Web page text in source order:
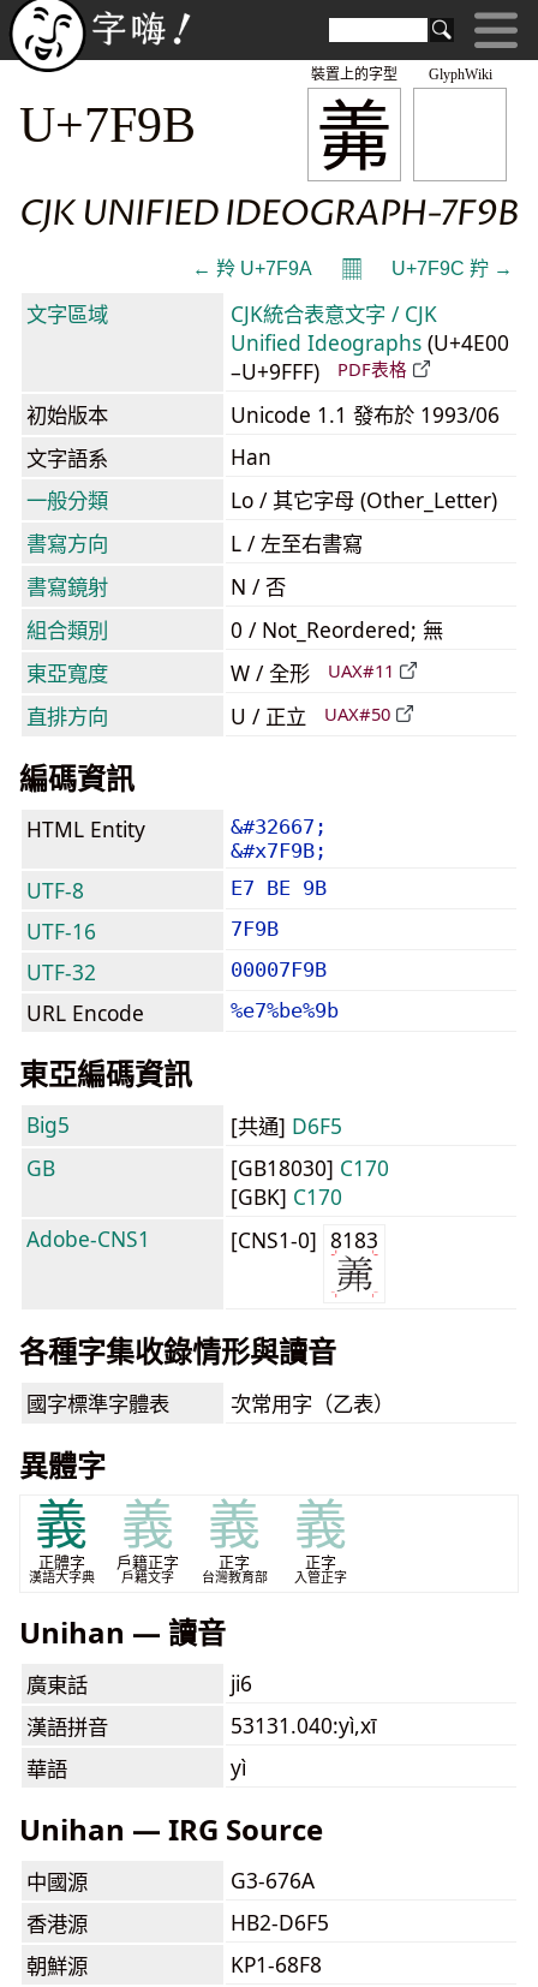
GlyphWiki
羛
裝置上的字型
U+7F9B
CJK UNIFIED IDEOGRAPH-7F9B
← 羚 U+7F9A 𝄜 U+7F9C 羜 →
文字區域
CJK統合表意文字 / CJK
Unified Ideographs (U+4E00
–U+9FFF)
PDF表格
初始版本
Unicode 1.1 發布於 1993/06
文字語系
Han
一般分類
Lo / 其它字母 (Other_Letter)
書寫方向
L / 左至右書寫
書寫鏡射
N / 否
組合類別
0 / Not_Reordered; 無
東亞寬度
W / 全形 UAX#11
直排方向 U / 正立 UAX#50
編碼資訊
HTML Entity
&#32667;
&#x7F9B;
UTF-8 E7 BE 9B
UTF-16 7F9B
UTF-32 00007F9B
URL Encode %e7%be%9b
東亞編碼資訊
Big5 [共通] D6F5
GB
[GB18030] C170
[GBK] C170
Adobe-CNS1
[CNS1-0] 8183
各種字集收錄情形與讀音
國字標準字體表 次常用字（乙表）
異體字
義
正體字
漢語大字典
義
戶籍正字
戶籍文字
義
正字
台灣教育部
義
正字
入管正字
Unihan — 讀音
廣東話
ji6
漢語拼音
53131.040:yì,xī
華語
yì
Unihan — IRG Source
中國源
G3-676A
香港源
HB2-D6F5
朝鮮源
KP1-68F8